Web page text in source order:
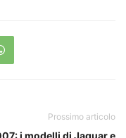
Prossimo articolo